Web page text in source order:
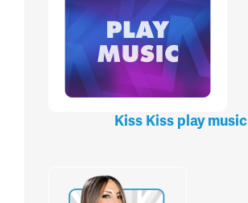
Kiss Kiss play music